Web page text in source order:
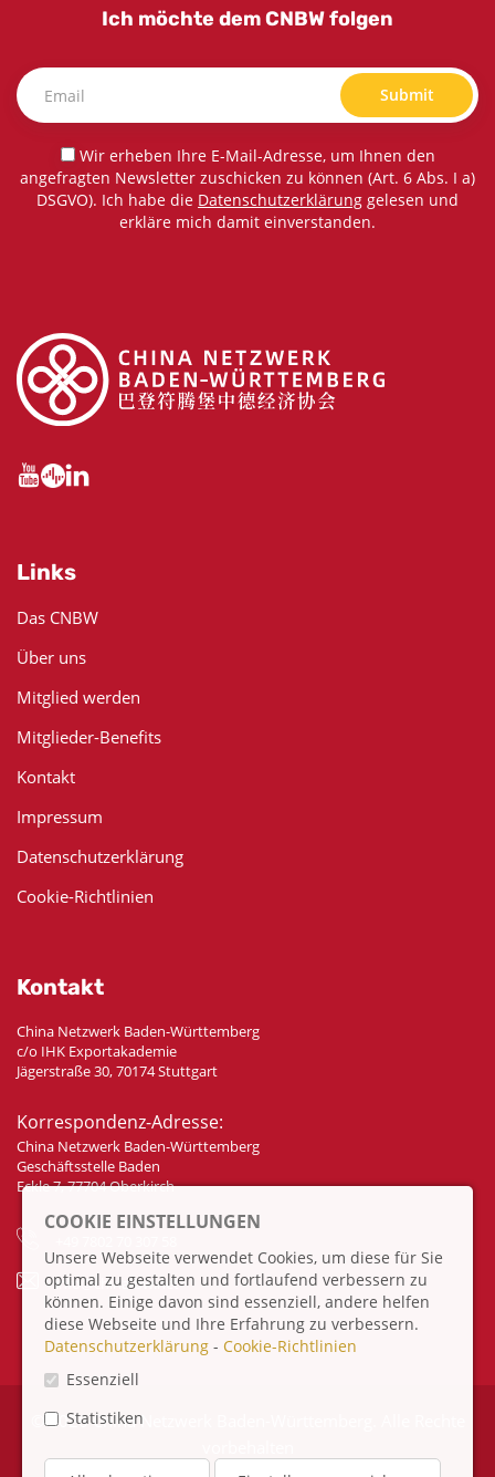
Ich möchte dem CNBW folgen
Submit
Wir erheben Ihre E-Mail-Adresse, um Ihnen den
angefragten Newsletter zuschicken zu können (Art. 6 Abs. I a)
DSGVO). Ich habe die Datenschutzerklärung gelesen und
erkläre mich damit einverstanden.
Links
Das CNBW
Über uns
Mitglied werden
Mitglieder-Benefits
Kontakt
Impressum
Datenschutzerklärung
Cookie-Richtlinien
Kontakt
China Netzwerk Baden-Württemberg
c/o IHK Exportakademie
Jägerstraße 30, 70174 Stuttgart
Korrespondenz-Adresse:
China Netzwerk Baden-Württemberg
Geschäftsstelle Baden
Eckle 7, 77704 Oberkirch
info@china-bw.net
© 2026 China Netzwerk Baden-Württemberg. Alle Rechte
COOKIE EINSTELLUNGEN
Unsere Webseite verwendet Cookies, um diese für Sie
optimal zu gestalten und fortlaufend verbessern zu
können. Einige davon sind essenziell, andere helfen
diese Webseite und Ihre Erfahrung zu verbessern.
Datenschutzerklärung - Cookie-Richtlinien
Essenziell
Statistiken